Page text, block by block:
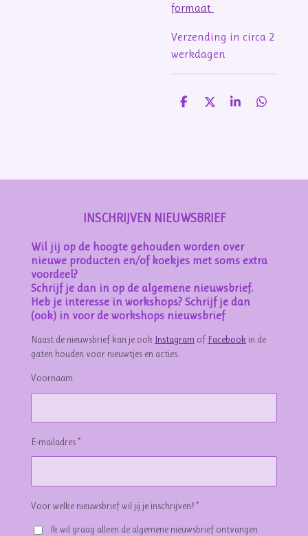
formaat
Verzending in circa 2
werkdagen
D
D
S
D
INSCHRIJVEN NIEUWSBRIEF
Wil jij op de hoogte gehouden worden over
nieuwe producten en/of koekjes met soms extra
voordeel?
Schrijf je dan in op de algemene nieuwsbrief.
Heb je interesse in workshops? Schrijf je dan
(ook) in voor de workshops nieuwsbrief
Naast de nieuwsbrief kan je ook Instagram of Facebook in de
gaten houden voor nieuwtjes en acties.
Voornaam
E-mailadres *
Voor welke nieuwsbrief wil jij je inschrijven? *
Ik wil graag alleen de algemene nieuwsbrief ontvangen